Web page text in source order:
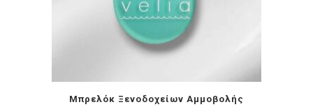
Μπρελόκ Ξενοδοχείων Αμμοβολής